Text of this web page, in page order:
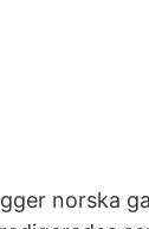
norska